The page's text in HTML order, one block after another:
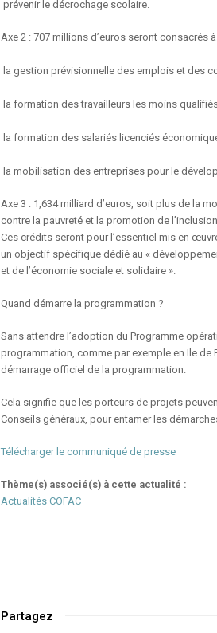
prévenir le décrochage scolaire.
Axe 2 : 707 millions d’euros seront
la gestion prévisionnelle des emplois et des
la formation des travailleurs les moins
la formation des salariés licenciés
la mobilisation des entreprises pour le
Axe 3 : 1,634 milliard d’euros, soit plus de la
contre la pauvreté et la promotion de
Ces crédits seront pour l’essentiel mis en
un objectif spécifique dédié au «
et de l’économie sociale et solidaire ».
Quand démarre la programmation ?
Sans attendre l’adoption du Programme
programmation, comme par exemple en Ile de
démarrage officiel de la programmation.
Cela signifie que les porteurs de projets
Conseils généraux, pour entamer les
Télécharger le communiqué de presse
Thème(s) associé(s) à cette actualité :
Actualités COFAC
Partagez